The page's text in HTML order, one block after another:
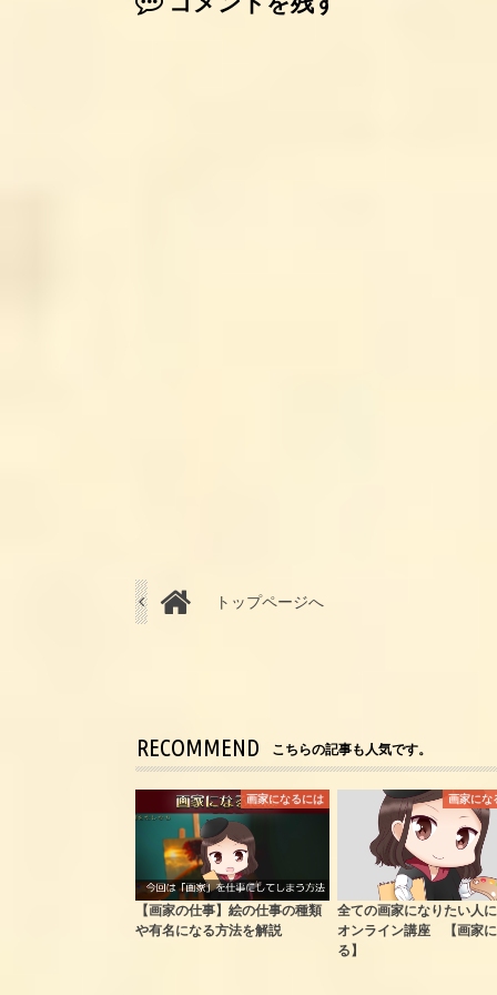
トップページへ
RECOMMEND こちらの記事も人気です。
画家になるには
【画家の仕事】絵の仕事の種類
や有名になる方法を解説
画家にな
全ての画家になりたい人
オンライン講座 【画家
る】